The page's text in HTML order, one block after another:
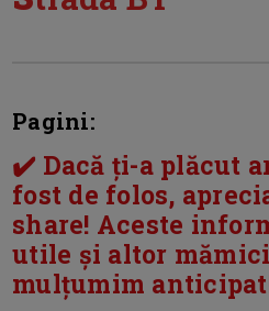
Pagini:
✔️ Dacă ți-a plăcut
fost de folos,
share! Aceste
utile și altor
mulțumim